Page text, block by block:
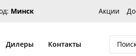
Минск Акции
Дилеры Контакты